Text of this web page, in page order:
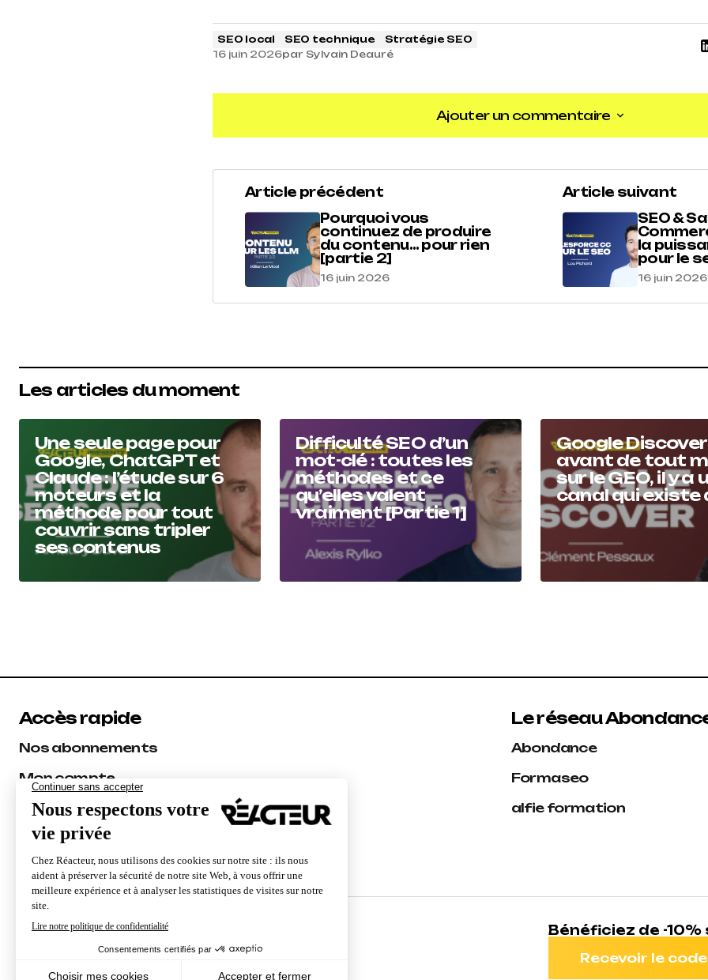
SEO local SEO technique
Stratégie SEO
16 juin 2026par Sylvain Deauré
Ajouter un commentaire
Ajouter un commentaire
Article précédent
Pourquoi vous
continuez de produire
du contenu… pour rien
[partie 2]
16 juin 2026
Article suivant
SEO &
la
pour le
16 juin 2026
Les articles du moment
Une seule page pour
Google, ChatGPT et
Claude : l’étude sur 6
moteurs et la
méthode pour tout
couvrir sans tripler
ses contenus
Difficulté SEO d’un
mot-clé : toutes les
méthodes et ce
qu’elles valent
vraiment [Partie 1]
Google Discover
avant de tout
sur le GEO, il y a
canal qui existe
Accès rapide
Nos abonnements
Mon compte
Les experts Réacteur
Audit SEO
Formations SEO
Le réseau
Abondance
Formaseo
alfie formation
Bénéficiez de -
Recevoir le code